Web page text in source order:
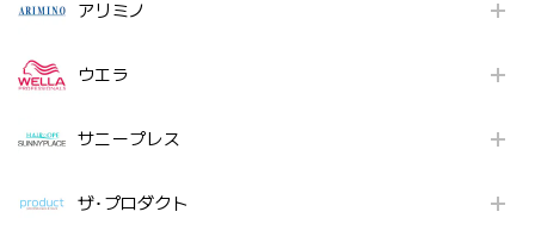
アリミノ
ウエラ
サニープレス
ザ･プロダクト